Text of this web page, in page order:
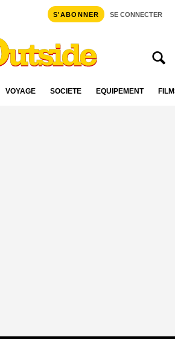
S'ABONNER SE CONNECTER
VOYAGE SOCIÉTÉ ÉQUIPEMENT